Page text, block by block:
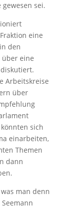
sei.
eine
den
über eine
Arbeitskreise
über
sich
einarbeiten,
Themen
dann
man denn